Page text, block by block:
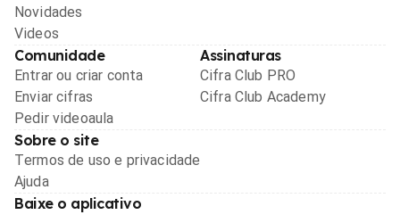
Novidades
Videos
Comunidade
Entrar ou criar conta
Enviar cifras
Pedir videoaula
Assinaturas
Cifra Club PRO
Cifra Club Academy
Sobre o site
Termos de uso e privacidade
Ajuda
Baixe o aplicativo